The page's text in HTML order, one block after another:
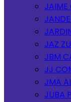
JAIME
JAZ
JBM
JJ
JMA
JUBA